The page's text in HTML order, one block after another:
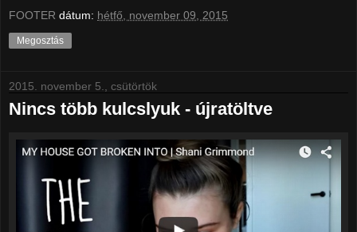
FOOTER dátum: hétfő, november 09, 2015
Megosztás
2015. november 5., csütörtök
Nincs több kulcslyuk - újratöltve